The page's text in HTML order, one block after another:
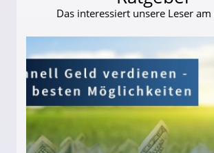
Das interessiert unsere Leser